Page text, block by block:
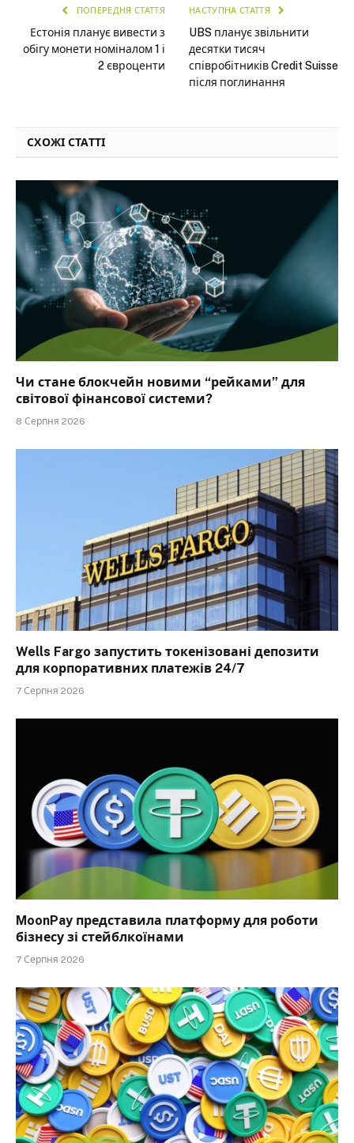
ПОПЕРЕДНЯ СТАТТЯ
Естонія планує вивести з
обігу монети номіналом 1 і
2 євроценти
НАСТУПНА СТАТТЯ
UBS планує звільнити
десятки тисяч
співробітників Credit Suisse
після поглинання
СХОЖІ СТАТТІ
Чи стане блокчейн новими “рейками” для
світової фінансової системи?
8 Серпня 2026
Wells Fargo запустить токенізовані депозити
для корпоративних платежів 24/7
7 Серпня 2026
MoonPay представила платформу для роботи
бізнесу зі стейблкоїнами
7 Серпня 2026